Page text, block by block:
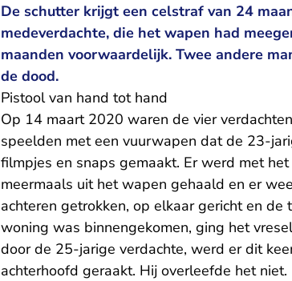
De schutter krijgt een celstraf van 24
medeverdachte, die het wapen had
maanden voorwaardelijk. Twee andere
de dood.
Pistool van hand tot hand
Op 14 maart 2020 waren de vier
speelden met een vuurwapen dat de 23-
filmpjes en snaps gemaakt. Er werd met
meermaals uit het wapen gehaald en er
achteren getrokken, op elkaar gericht en
woning was binnengekomen, ging het
door de 25-jarige verdachte, werd er dit
achterhoofd geraakt. Hij overleefde het niet.